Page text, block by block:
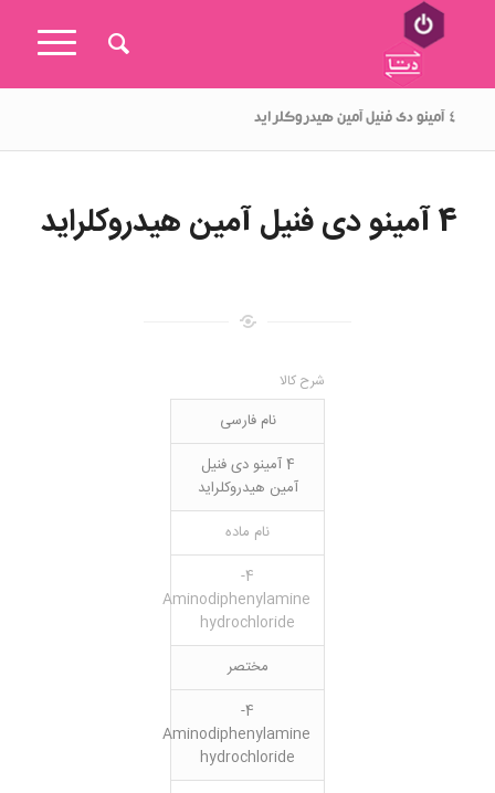
۴ آمینو دی فنیل آمین هیدروکلراید
4 آمینو دی فنیل آمین هیدروکلراید
شرح کالا
نام فارسی
4 آمینو دی فنیل
آمین هیدروکلراید
نام ماده
4-
Aminodiphenylamine
hydrochloride
مختصر
4-
Aminodiphenylamine
hydrochloride